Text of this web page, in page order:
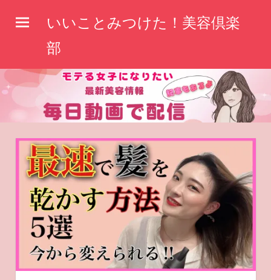
へ
いいことみつけた！美容倶楽
部